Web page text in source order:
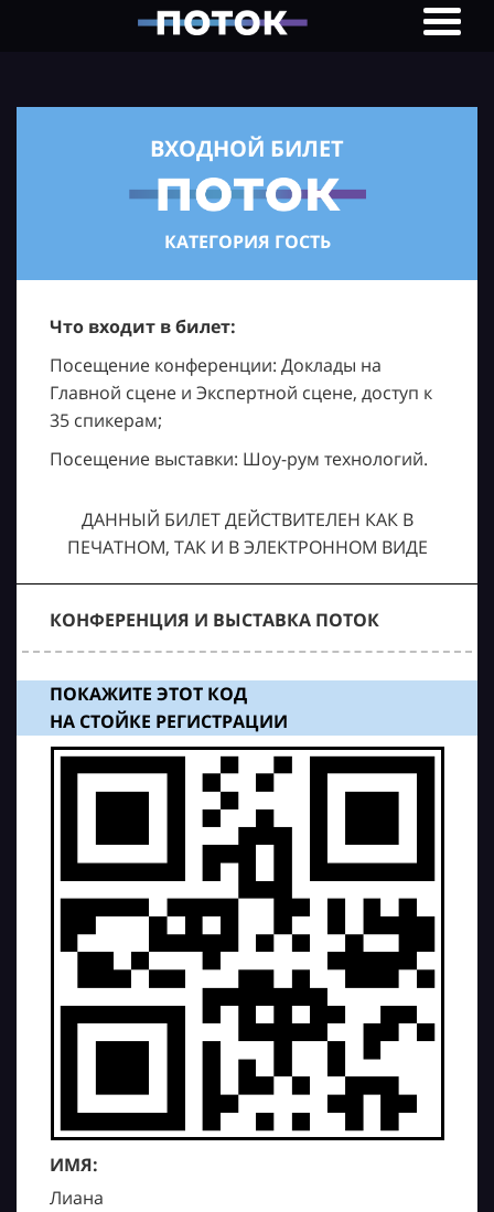
ВХОДНОЙ БИЛЕТ
КАТЕГОРИЯ ГОСТЬ
Что входит в билет:
Посещение конференции: Доклады на
Главной сцене и Экспертной сцене, доступ к
35 спикерам;
Посещение выставки: Шоу-рум технологий.
ДАННЫЙ БИЛЕТ ДЕЙСТВИТЕЛЕН КАК В
ПЕЧАТНОМ, ТАК И В ЭЛЕКТРОННОМ ВИДЕ
КОНФЕРЕНЦИЯ И ВЫСТАВКА ПОТОК
ПОКАЖИТЕ ЭТОТ КОД
НА СТОЙКЕ РЕГИСТРАЦИИ
ИМЯ:
Лиана